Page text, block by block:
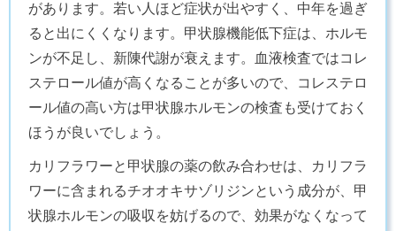
があります。若い人ほど症状が出やすく、中年を過ぎ
ると出にくくなります。甲状腺機能低下症は、ホルモ
ンが不足し、新陳代謝が衰えます。血液検査ではコレ
ステロール値が高くなることが多いので、コレステロ
ール値の高い方は甲状腺ホルモンの検査も受けておく
ほうが良いでしょう。
カリフラワーと甲状腺の薬の飲み合わせは、カリフラ
ワーに含まれるチオオキサゾリジンという成分が、甲
状腺ホルモンの吸収を妨げるので、効果がなくなって